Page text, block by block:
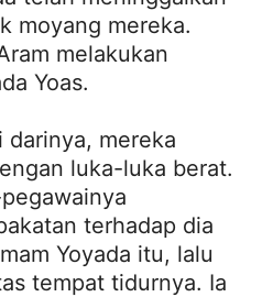
moyang mereka.
melakukan
Yoas.
darinya, mereka
luka-luka berat.
terhadap dia
Yoyada itu, lalu
tempat tidurnya. Ia